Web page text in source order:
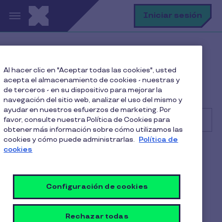
Pasar al contenido principal Iniciar sesión
Administrando mi cuenta
¿Cómo puedo pedir una reposición de mi tarjeta
Pluxee?
Buscar
¿Cómo puedo pedir una
reposición de mi tarjeta
Pluxee?
Al hacer clic en "Aceptar todas las cookies", usted
acepta el almacenamiento de cookies - nuestras y
de terceros - en su dispositivo para mejorar la
navegación del sitio web, analizar el uso del mismo y
ayudar en nuestros esfuerzos de marketing. Por
favor, consulte nuestra Política de Cookies para
obtener más información sobre cómo utilizamos las
cookies y cómo puede administrarlas. Política de
cookies
Configuración de cookies
Rechazar todas